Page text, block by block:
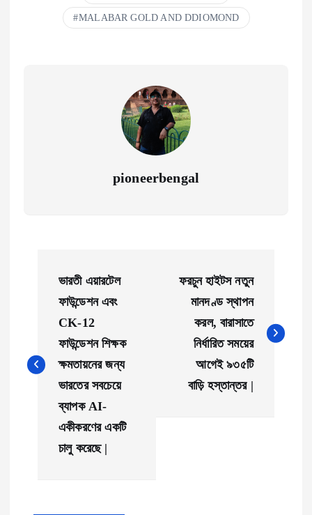
MALABAR GOLD AND DDIOMOND
pioneerbengal
t
ভারতী এয়ারটেল
ফাউন্ডেশন এবং
CK-12
ফাউন্ডেশন শিক্ষক
ক্ষমতায়নের জন্য
ভারতের সবচেয়ে
ব্যাপক AI-
একীকরণের একটি
চালু করেছে |
ফরচুন হাইটস নতুন
মানদণ্ড স্থাপন
করল, বারাসাতে
নির্ধারিত সময়ের
আগেই ৯৩৫টি
বাড়ি হস্তান্তর |